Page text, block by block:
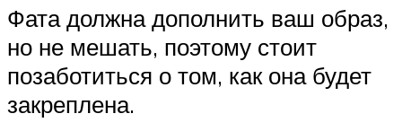
Фата должна дополнить ваш образ,
но не мешать, поэтому стоит
позаботиться о том, как она будет
закреплена.